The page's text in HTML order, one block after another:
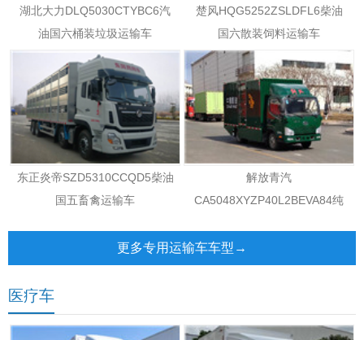
湖北大力DLQ5030CTYBC6汽
油国六桶装垃圾运输车
楚风HQG5252ZSLDFL6柴油
国六散装饲料运输车
东正炎帝SZD5310CCQD5柴油
国五畜禽运输车
解放青汽
CA5048XYZP40L2BEVA84纯
更多专用运输车车型→
医疗车